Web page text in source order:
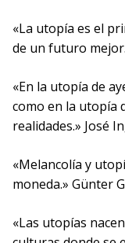
«La utopía es el
de un futuro
«En la utopía de
como en la utopía
realidades.» José
«Melancolía y
moneda.» Günter
«Las utopías